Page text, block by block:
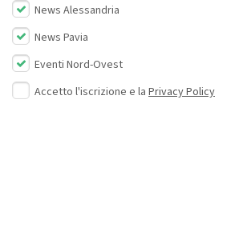
News Alessandria
News Pavia
Eventi Nord-Ovest
Accetto l'iscrizione e la Privacy Policy